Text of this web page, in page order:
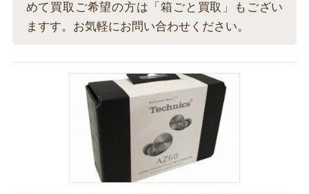
めて買取ご希望の方は「箱ごと買取」もござい
ますす。お気軽にお問い合わせください。